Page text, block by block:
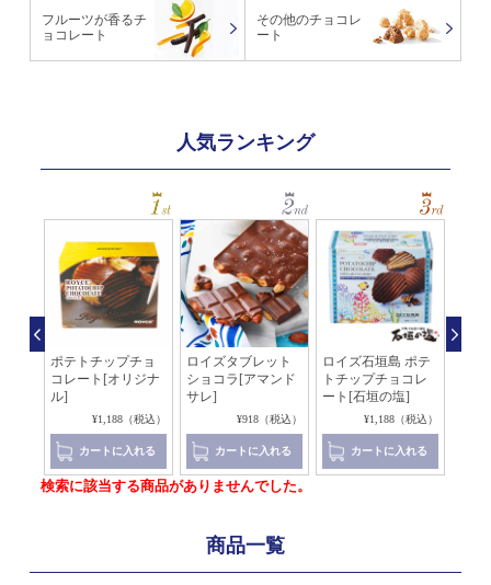
フルーツが香るチ
ョコレート
その他のチョコレ
ート
人気ランキング
ポテトチップチョ
コレート[オリジナ
ル]
¥1,188（税込）
カートに入れる
ロイズタブレット
ショコラ[アマンド
サレ]
¥918（税込）
カートに入れる
ロイズ石垣島 ポテ
トチップチョコレ
ート[石垣の塩]
¥1,188（税込）
カートに入れる
検索に該当する商品がありませんでした。
商品一覧